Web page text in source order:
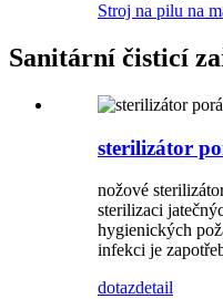
Stroj na pilu na
Sanitární čisticí
sterilizátor
nožové
sterilizaci
hygienických
infekci je
dotazdetail